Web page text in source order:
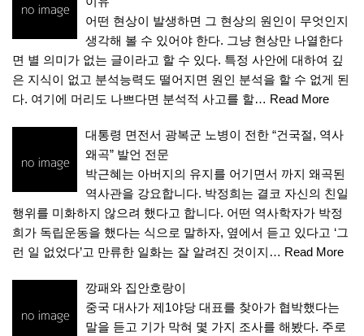
어떤 현상이 발생하면 그 현상의 원인이 무엇인지
생각해 볼 수 있어야 한다. 그냥 현상만 나열한다
면 별 의미가 없는 글이라고 할 수 있다. 특정 사안에 대하여 깊
은 지식이 없고 분석능력도 떨어지면 원인 분석을 할 수 없게 된
다. 여기에 머리도 나쁘다면 분석적 사고를 할… Read More
대통령 면전서 광복군 노병이 전한 “건국절, 역사
왜곡” 발언 전문
박근혜는 아버지의 유지를 어기면서 까지 왜곡된
역사관을 강요합니다. 박정희는 결코 자신의 친일
행위를 미화하지 않으려 했다고 합니다. 어떤 역사학자가 박정
희가 독립운동을 했다는 식으로 말하자, 옆에서 듣고 있다고 ‘그
런 일 없었다’고 만류한 일화는 잘 알려진 것이지… Read More
깡패와 집안호랑이
중국 대사가 제1야당 대표를 찾아가 협박했다는
말을 듣고 기가 막혀 몇 가지 조사를 해봤다. 주로